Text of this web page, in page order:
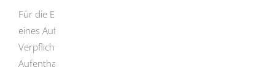
Für die Erteilung oder Verlängerung eines Visums oder
eines Aufenthaltstitels können Sie eine
Verpflichtungserklärung abgeben.
Aufenthalten zu geschäftlichen Zwecken.